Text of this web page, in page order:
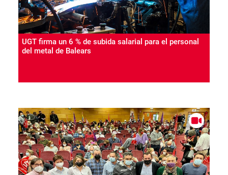
UGT firma un 6 % de subida salarial para el personal
del metal de Balears